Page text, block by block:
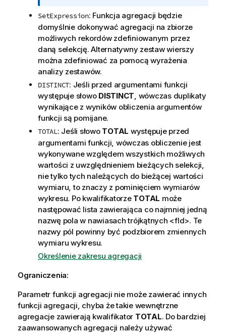
c
j
a
SetExpression: Funkcja agregacji będzie
domyślnie dokonywać agregacji na zbiorze
możliwych rekordów zdefiniowanym przez
daną selekcję. Alternatywny zestaw wierszy
można zdefiniować za pomocą wyrażenia
analizy zestawów.
DISTINCT: Jeśli przed argumentami funkcji
występuje słowo DISTINCT, wówczas duplikaty
wynikające z wyników obliczenia argumentów
funkcji są pomijane.
TOTAL: Jeśli słowo TOTAL występuje przed
argumentami funkcji, wówczas obliczenie jest
wykonywane względem wszystkich możliwych
wartości z uwzględnieniem bieżących selekcji,
nie tylko tych należących do bieżącej wartości
wymiaru, to znaczy z pominięciem wymiarów
wykresu. Po kwalifikatorze TOTAL może
następować lista zawierająca co najmniej jedną
nazwę pola w nawiasach trójkątnych <fld>. Te
nazwy pól powinny być podzbiorem zmiennych
wymiaru wykresu.
Określenie zakresu agregacji
Ograniczenia:
Parametr funkcji agregacji nie może zawierać innych
funkcji agregacji, chyba że takie wewnętrzne
agregacje zawierają kwalifikator TOTAL. Do bardziej
zaawansowanych agregacji należy używać